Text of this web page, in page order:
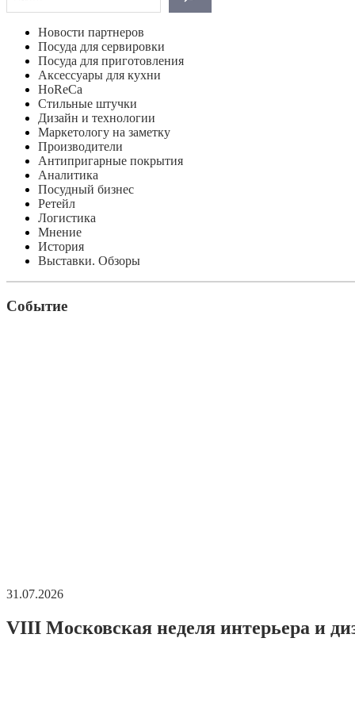
Новости партнеров
Посуда для сервировки
Посуда для приготовления
Аксессуары для кухни
HoReCa
Стильные штучки
Дизайн и технологии
Маркетологу на заметку
Производители
Антипригарные покрытия
Аналитика
Посудный бизнес
Ретейл
Логистика
Мнение
История
Выставки. Обзоры
Событие
31.07.2026
VIII Московская неделя интерьера и